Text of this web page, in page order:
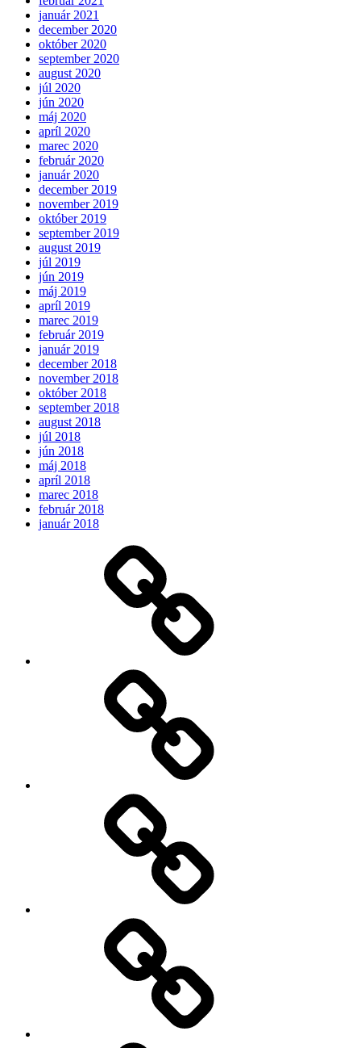
január 2021
december 2020
október 2020
september 2020
august 2020
júl 2020
jún 2020
máj 2020
apríl 2020
marec 2020
február 2020
január 2020
december 2019
november 2019
október 2019
september 2019
august 2019
júl 2019
jún 2019
máj 2019
apríl 2019
marec 2019
február 2019
január 2019
december 2018
november 2018
október 2018
september 2018
august 2018
júl 2018
jún 2018
máj 2018
apríl 2018
marec 2018
február 2018
január 2018